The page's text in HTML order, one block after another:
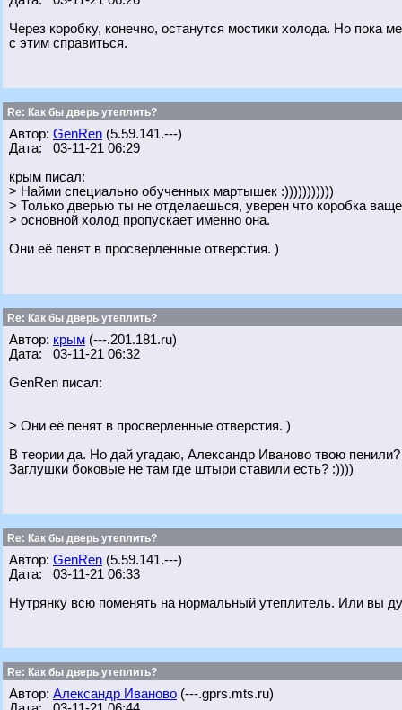
Через коробку, конечно, останутся мостики холода. Но пока
с этим справиться.
Re: Как бы дверь утеплить?
Автор: GenRen (5.59.141.---)
Дата: 03-11-21 06:29
крым писал:
> Найми специально обученных мартышек :)))))))))))
> Только дверью ты не отделаешься, уверен что коробка
> основной холод пропускает именно она.
Они её пенят в просверленные отверстия. )
Re: Как бы дверь утеплить?
Автор: крым (---.201.181.ru)
Дата: 03-11-21 06:32
GenRen писал:
> Они её пенят в просверленные отверстия. )
В теории да. Но дай угадаю, Александр Иваново твою
Заглушки боковые не там где штыри ставили есть? :))))
Re: Как бы дверь утеплить?
Автор: GenRen (5.59.141.---)
Дата: 03-11-21 06:33
Нутрянку всю поменять на нормальный утеплитель. Или вы
Re: Как бы дверь утеплить?
Автор: Александр Иваново (---.gprs.mts.ru)